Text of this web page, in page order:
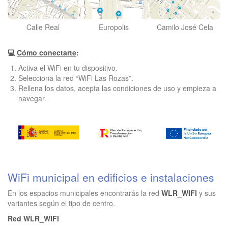
Calle Real Europolis Camilo José Cela
💻 Cómo conectarte:
Activa el WiFi en tu dispositivo.
Selecciona la red “WiFi Las Rozas”.
Rellena los datos, acepta las condiciones de uso y empieza a
navegar.
WiFi municipal en edificios e instalaciones
En los espacios municipales encontrarás la red WLR_WIFI y sus
variantes según el tipo de centro.
Red WLR_WIFI